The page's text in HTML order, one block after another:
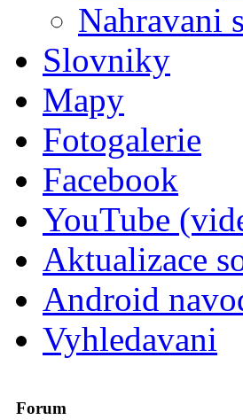
Nahravani
Slovniky
Mapy
Fotogalerie
Facebook
YouTube
Aktualizace
Android
Vyhledavani
Forum